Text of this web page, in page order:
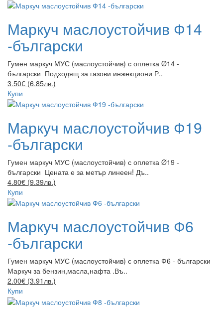
Маркуч маслоустойчив Ф14
-български
Гумен маркуч МУС (маслоустойчив) с оплетка Ø14 -
български Подходящ за газови инжекциони Р..
3.50€ (6.85лв.)
Купи
Маркуч маслоустойчив Ф19
-български
Гумен маркуч МУС (маслоустойчив) с оплетка Ø19 -
български Цената е за метър линеен! Дъ..
4.80€ (9.39лв.)
Купи
Маркуч маслоустойчив Ф6
-български
Гумен маркуч МУС (маслоустойчив) с оплетка Ф6 - български
Маркуч за бензин,масла,нафта .Въ..
2.00€ (3.91лв.)
Купи